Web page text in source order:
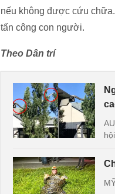
nếu không được cứu
tấn công con người.
Theo Dân trí